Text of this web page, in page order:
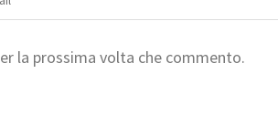
la prossima volta che commento.